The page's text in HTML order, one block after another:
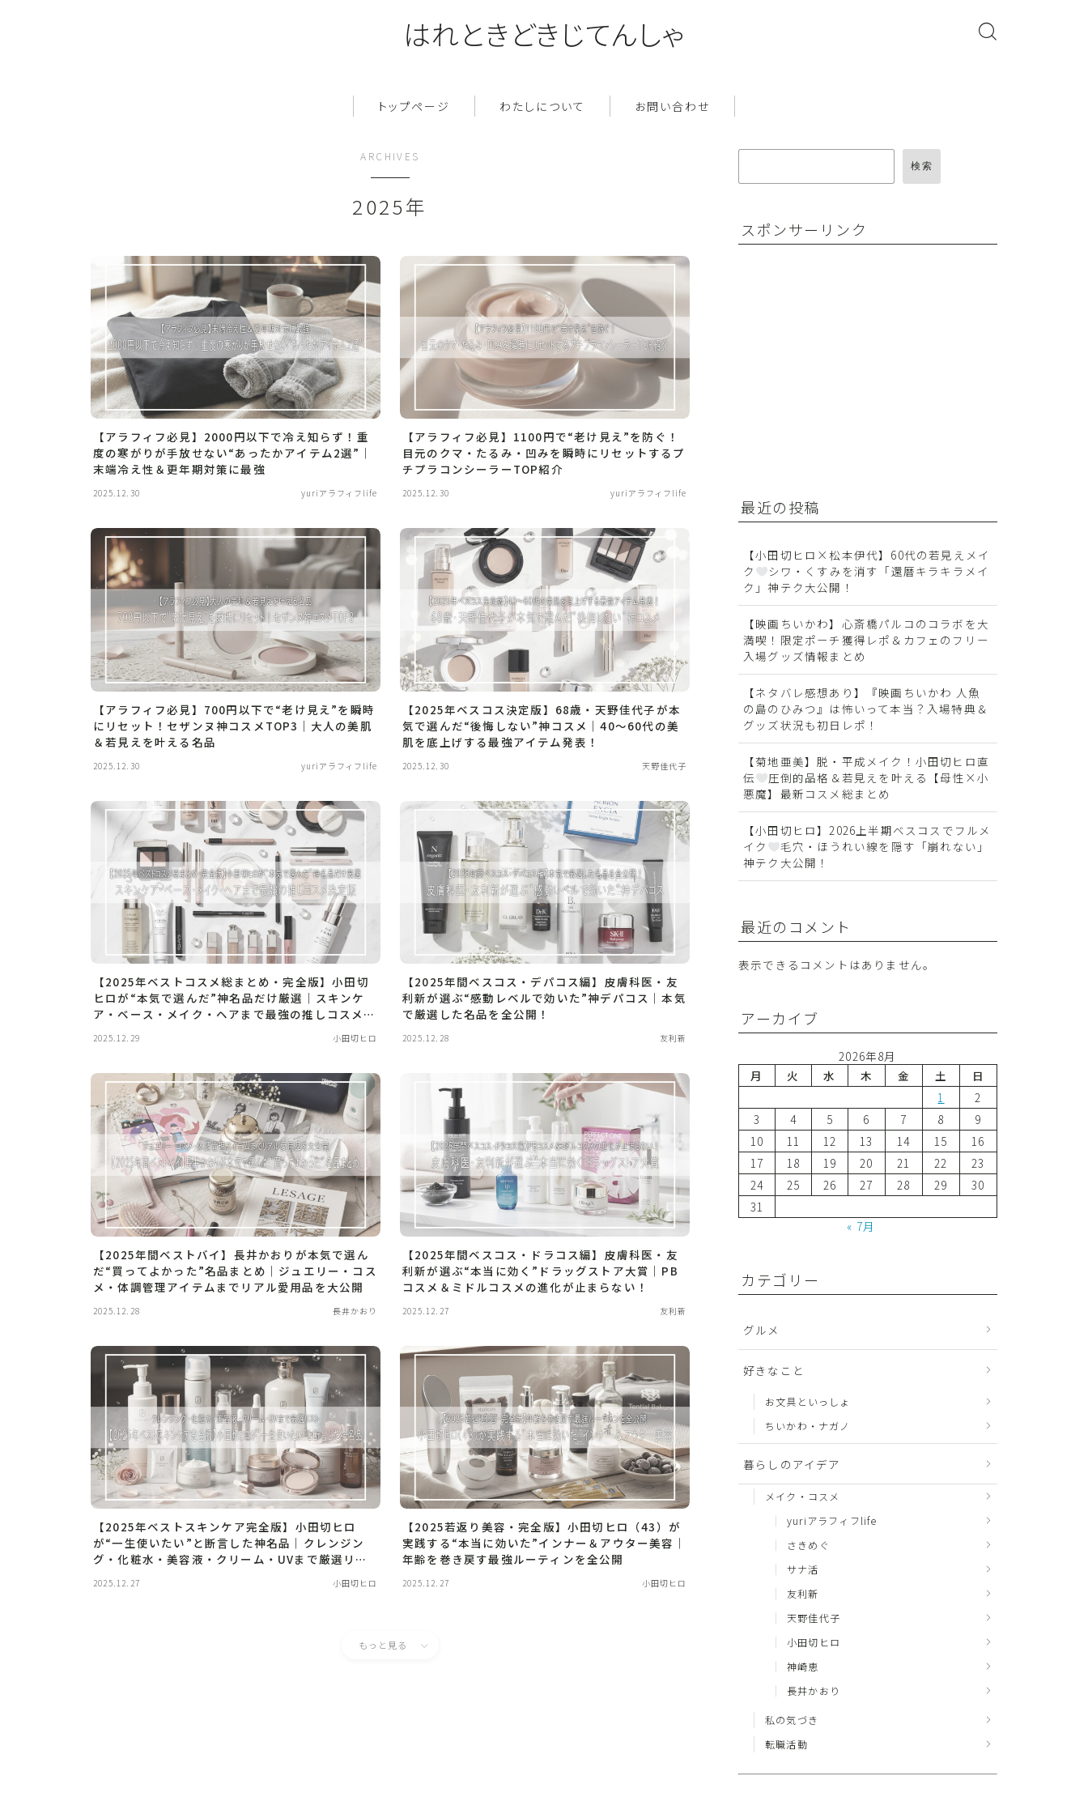
はれときどきじてんしゃ
トップページ わたしについて お問い合わせ
ARCHIVES
2025年
【アラフィフ必見】2000円以下で冷え知らず！重
度の寒がりが手放せない“あったかアイテム2選”｜
末端冷え性＆更年期対策に最強
2025.12.30 yuriアラフィフlife
【アラフィフ必見】1100円で“老け見え”を防ぐ！
目元のクマ・たるみ・凹みを瞬時にリセットするプ
チプラコンシーラーTOP紹介
2025.12.30 yuriアラフィフlife
【アラフィフ必見】700円以下で“老け見え”を瞬時
にリセット！セザンヌ神コスメTOP3｜大人の美肌
＆若見えを叶える名品
2025.12.30 yuriアラフィフlife
【2025年ベスコス決定版】68歳・天野佳代子が本
気で選んだ“後悔しない”神コスメ｜40〜60代の美
肌を底上げする最強アイテム発表！
2025.12.30 天野佳代子
【2025年ベストコスメ総まとめ・完全版】小田切
ヒロが“本気で選んだ”神名品だけ厳選｜スキンケ
ア・ベース・メイク・ヘアまで最強の推しコスメ決
2025.12.29 小田切ヒロ
【2025年間ベスコス・デパコス編】皮膚科医・友
利新が選ぶ“感動レベルで効いた”神デパコス｜本気
で厳選した名品を全公開！
2025.12.28 友利新
【2025年間ベストバイ】長井かおりが本気で選ん
だ“買ってよかった”名品まとめ｜ジュエリー・コス
メ・体調管理アイテムまでリアル愛用品を大公開
2025.12.28 長井かおり
【2025年間ベスコス・ドラコス編】皮膚科医・友
利新が選ぶ“本当に効く”ドラッグストア大賞｜PB
コスメ＆ミドルコスメの進化が止まらない！
2025.12.27 友利新
【2025年ベストスキンケア完全版】小田切ヒロ
が“一生使いたい”と断言した神名品｜クレンジン
グ・化粧水・美容液・クリーム・UVまで厳選リス
2025.12.27 小田切ヒロ
【2025若返り美容・完全版】小田切ヒロ（43）が
実践する“本当に効いた”インナー＆アウター美容｜
年齢を巻き戻す最強ルーティンを全公開
2025.12.27 小田切ヒロ
もっと見る
検索
スポンサーリンク
最近の投稿
【小田切ヒロ×松本伊代】60代の若見えメイ
ク
シワ・くすみを消す「還暦キラキラメイ
ク」神テク大公開！
【映画ちいかわ】心斎橋パルコのコラボを大
満喫！限定ポーチ獲得レポ＆カフェのフリー
入場グッズ情報まとめ
【ネタバレ感想あり】『映画ちいかわ 人魚
の島のひみつ』は怖いって本当？入場特典＆
グッズ状況も初日レポ！
【菊地亜美】脱・平成メイク！小田切ヒロ直
伝
圧倒的品格＆若見えを叶える【母性×小
悪魔】最新コスメ総まとめ
【小田切ヒロ】2026上半期ベスコスでフルメ
イク
毛穴・ほうれい線を隠す「崩れない」
神テク大公開！
最近のコメント
表示できるコメントはありません。
アーカイブ
2026年8月
月
火 水 木 金 土
日
1
2
3
4 5 6 7 8
9
10
11 12 13 14 15
16
17
18 19 20 21 22
23
24
25 26 27 28 29
30
31
« 7月
カテゴリー
グルメ
好きなこと
お文具といっしょ
ちいかわ・ナガノ
暮らしのアイデア
メイク・コスメ
yuriアラフィフlife
さきめぐ
サナ活
友利新
天野佳代子
小田切ヒロ
神崎恵
長井かおり
私の気づき
転職活動